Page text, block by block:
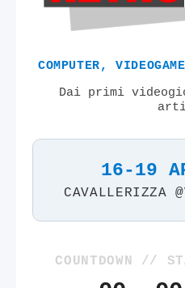
COMPUTER,
Dai primi
16-19
CAVALLERIZZA
COUNTDOWN //